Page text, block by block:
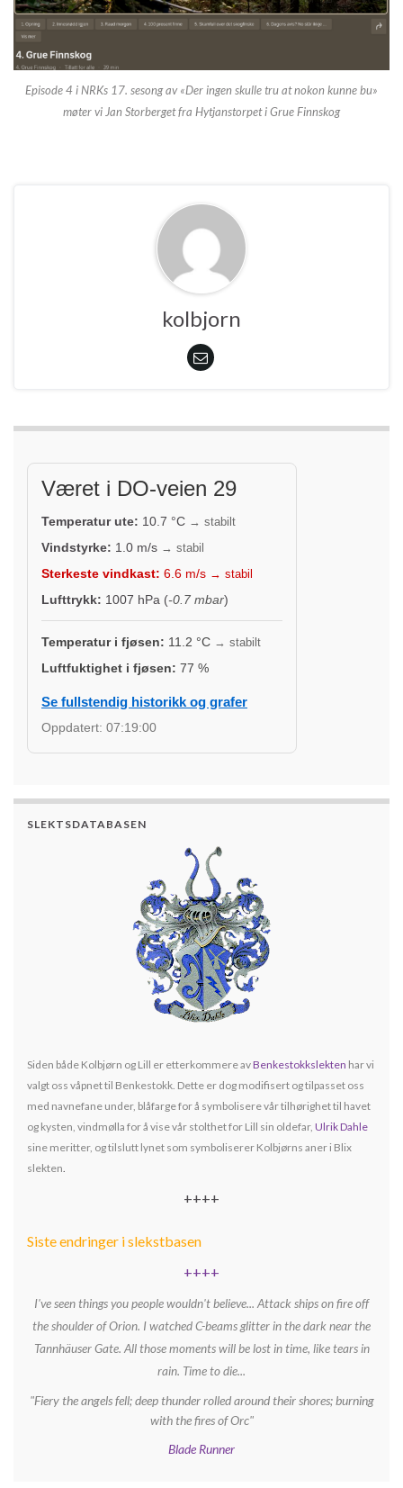
Episode 4 i NRKs 17. sesong av «Der ingen skulle tru at nokon kunne bu»
møter vi Jan Storberget fra Hytjanstorpet i Grue Finnskog
kolbjorn
Været i DO-veien 29
Temperatur ute: 10.7 °C → stabilt
Vindstyrke: 1.0 m/s → stabil
Sterkeste vindkast: 6.6 m/s → stabil
Lufttrykk: 1007 hPa (-0.7 mbar)
Temperatur i fjøsen: 11.2 °C → stabilt
Luftfuktighet i fjøsen: 77 %
Se fullstendig historikk og grafer
Oppdatert: 07:19:00
SLEKTSDATABASEN
Siden både Kolbjørn og Lill er etterkommere avBenkestokkslekten har vi
valgt oss våpnet til Benkestokk. Dette er dog modifisert og tilpasset oss
med navnefane under, blåfarge for å symbolisere vår tilhørighet til havet
og kysten, vindmølla for å vise vår stolthet for Lill sin oldefar, Ulrik Dahle
sine meritter, og tilslutt lynet som symboliserer Kolbjørns aner i Blix
slekten.
++++
Siste endringer i slekstbasen
++++
I've seen things you people wouldn't believe... Attack ships on fire off
the shoulder of Orion. I watched C-beams glitter in the dark near the
Tannhäuser Gate. All those moments will be lost in time, like tears in
rain. Time to die...
"Fiery the angels fell; deep thunder rolled around their shores; burning
with the fires of Orc"
Blade Runner